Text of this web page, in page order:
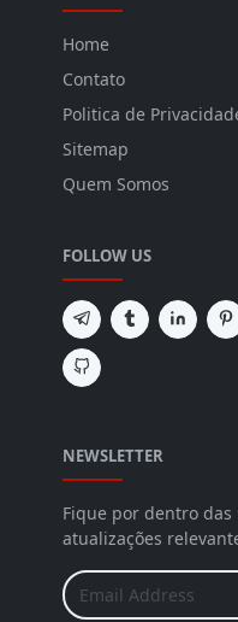
Home
Contato
Politica de
Sitemap
Quem Somos
FOLLOW US
NEWSLETTER
Fique por dentro
atualizações